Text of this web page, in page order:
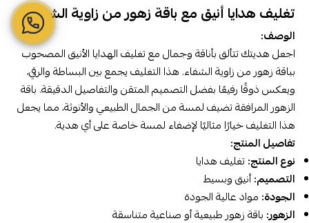
تغليف هدايا أنيق مع باقة زهور من زاوية الشفاء
الوصف:
اجعل هديتك تتألق بأناقة وجمال مع تغليف الهدايا الأنيق المصحوب
بباقة زهور من زاوية الشفاء. هذا التغليف يجمع بين البساطة والرقي،
ويعكس ذوقًا رفيعًا بفضل التصميم المتقن والتفاصيل الدقيقة. باقة
الزهور المرافقة تضيف لمسة من الجمال الطبيعي والأنوثة، مما يجعل
هذا التغليف خيارًا مثاليًا لإضفاء لمسة خاصة على أي هدية.
تفاصيل المنتج:
نوع المنتج:تغليف هدايا
التصميم:أنيق وبسيط
الجودة: مواد عالية الجودة
الزهور: باقة زهور طبيعية أو صناعية متناسقة